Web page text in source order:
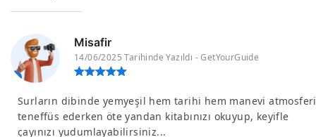
Misafir
14/06/2025 Tarihinde Yazıldı - GetYourGuide
Surların dibinde yemyeşil hem tarihi hem manevi atmosferi
teneffüs ederken öte yandan kitabınızı okuyup, keyifle
çayınızı yudumlayabilirsiniz...